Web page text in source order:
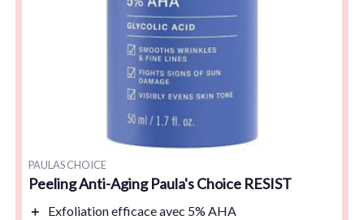
PAULAS CHOICE
Peeling Anti-Aging Paula's Choice RESIST
＋ Exfoliationefficace avec 5% AHA